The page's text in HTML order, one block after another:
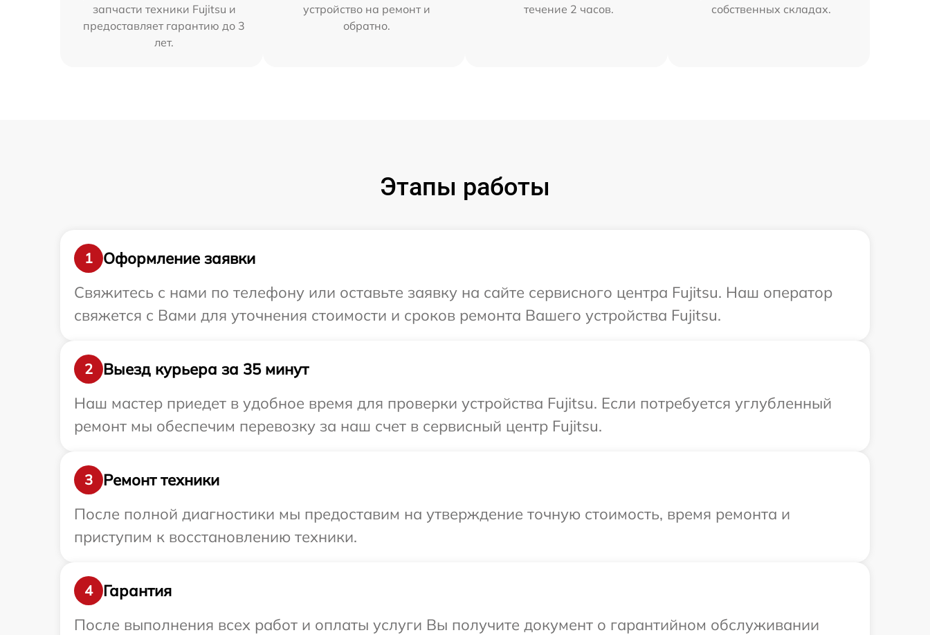
запчасти техники Fujitsu и
предоставляет гарантию до 3
лет.
устройство на ремонт и
обратно.
течение 2 часов.
собственных складах.
Этапы работы
1
Оформление заявки
Свяжитесь с нами по телефону или оставьте заявку на сайте сервисного центра Fujitsu. Наш оператор
свяжется с Вами для уточнения стоимости и сроков ремонта Вашего устройства Fujitsu.
2
Выезд курьера за 35 минут
Наш мастер приедет в удобное время для проверки устройства Fujitsu. Если потребуется углубленный
ремонт мы обеспечим перевозку за наш счет в сервисный центр Fujitsu.
3
Ремонт техники
После полной диагностики мы предоставим на утверждение точную стоимость, время ремонта и
приступим к восстановлению техники.
4
Гарантия
После выполнения всех работ и оплаты услуги Вы получите документ о гарантийном обслуживании